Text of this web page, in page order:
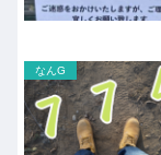
なんG